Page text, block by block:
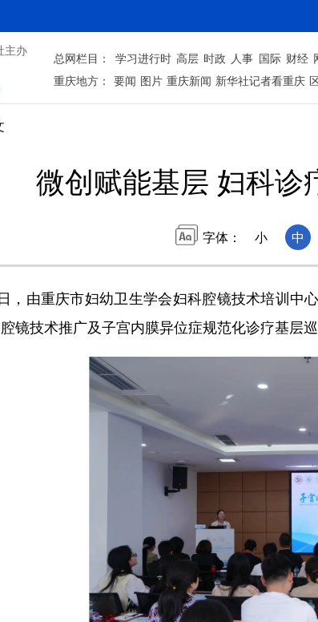
主办
总网栏目： 学习进行时 高层 时政 人事 国际 财经
重庆地方： 要闻 图片 重庆新闻 新华社记者看重庆
微创赋能基层 妇科诊
字体： 小 中
由重庆市妇幼卫生学会妇科腔镜技术培训中
镜技术推广及子宫内膜异位症规范化诊疗基层